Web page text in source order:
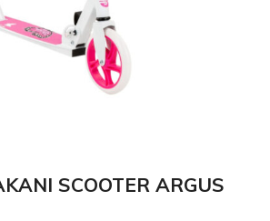
SCOOTER ARGUS